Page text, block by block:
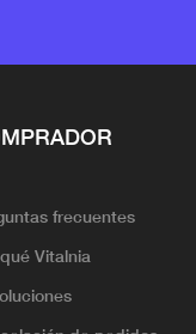
frecuentes
Vitalnia